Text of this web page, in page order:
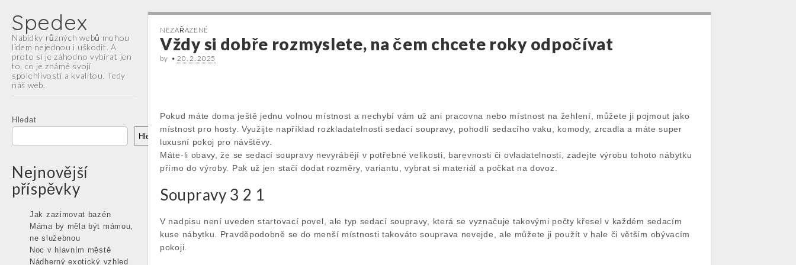
Spedex
Nabídky různých webů mohou
lidem nejednou i uškodit. A
proto si je záhodno vybírat jen
to, co je známé svojí
spolehlivostí a kvalitou. Tedy
náš web.
menu
to
Hledat
Hledat
Nejnovější
příspěvky
Jak zazimovat bazén
Máma by měla být mámou,
ne služebnou
Noc v hlavním městě
Nádherný exotický vzhled
NEZAŘAZENÉ
Vždy si dobře rozmyslete, na čem chcete roky odpočívat
by •20. 2. 2025
Pokud máte doma ještě jednu volnou místnost a nechybí vám už ani pracovna nebo místnost na žehlení, můžete ji pojmout jako
místnost pro hosty. Využijte například rozkladatelnosti sedací soupravy, pohodlí sedacího vaku, komody, zrcadla a máte super
luxusní pokoj pro návštěvy.
Máte-li obavy, že se sedací soupravy nevyrábějí v potřebné velikosti, barevnosti či ovladatelnosti, zadejte výrobu tohoto nábytku
přímo do výroby. Pak už jen stačí dodat rozměry, variantu, vybrat si materiál a počkat na dovoz.
Soupravy 3 2 1
V nadpisu není uveden startovací povel, ale typ sedací soupravy, která se vyznačuje takovými počty křesel v každém sedacím
kuse nábytku. Pravděpodobně se do menší místnosti takováto souprava nevejde, ale můžete ji použít v hale či větším obývacím
pokoji.